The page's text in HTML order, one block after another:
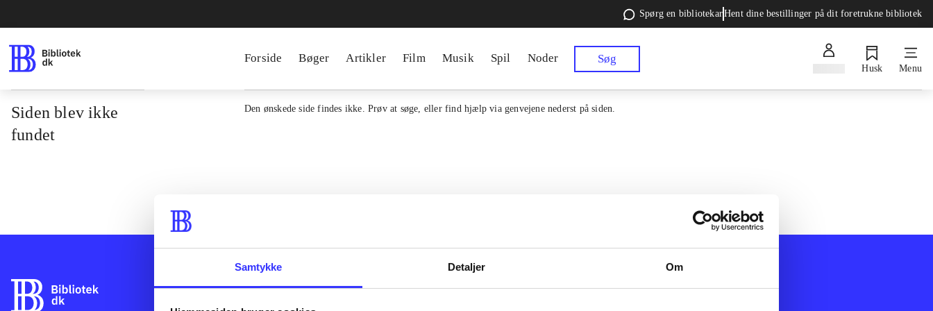
Samtykke Detaljer Om
Spørg en bibliotekarHent dine bestillinger på dit foretrukne bibliotek
Forside Bøger Artikler Film Musik Spil Noder Søg
Husk Menu
Siden blev ikke
fundet
Den ønskede side findes ikke. Prøv at søge, eller find hjælp via genvejene nederst på siden.
Bibliotek.dk er en samlet indgang til alle danske
Kontakt os Afdelinger